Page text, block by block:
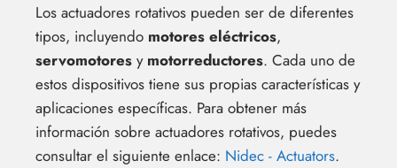
Los actuadores rotativos pueden ser de diferentes
tipos, incluyendo motores eléctricos,
servomotores y motorreductores. Cada uno de
estos dispositivos tiene sus propias características y
aplicaciones específicas. Para obtener más
información sobre actuadores rotativos, puedes
consultar el siguiente enlace: Nidec - Actuators.